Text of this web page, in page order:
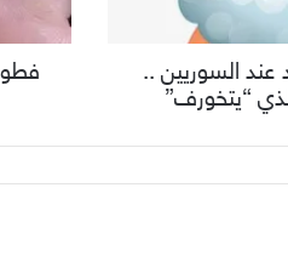
عند السوريين ..
“يتخورف”